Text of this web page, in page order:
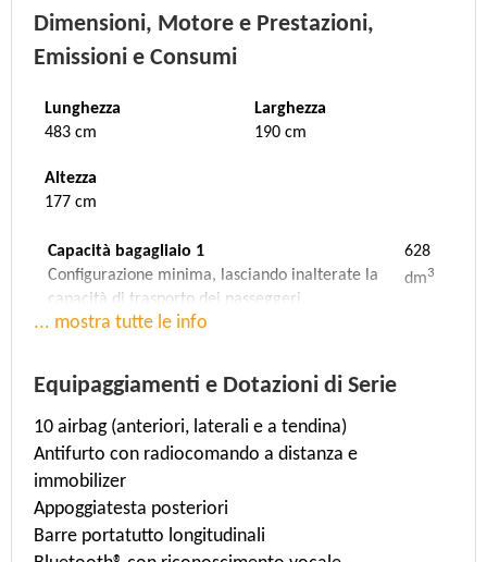
Dimensioni, Motore e Prestazioni,
Emissioni e Consumi
Lunghezza
483 cm
Larghezza
190 cm
Altezza
177 cm
Capacità bagagliaio 1
Configurazione minima, lasciando inalterate la
capacità di trasporto dei passeggeri.
628
dm3
Capacità bagagliaio 2
posteriori ribaltati.
Configurazione massima, con gli schienali dei
sedili posteriori ribaltati e tutto lo spazio
disponibile fino al tetto della vettura.
Velocità massima
196 Km/h
Accelerazione
9 sec. (da 0 a 100 Km/h)
... mostra tutte le info
Equipaggiamenti e Dotazioni di Serie
10 airbag (anteriori, laterali e a tendina)
Antifurto con radiocomando a distanza e
immobilizer
Appoggiatesta posteriori
Barre portatutto longitudinali